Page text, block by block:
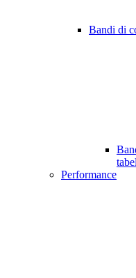
Bandi di
Performance